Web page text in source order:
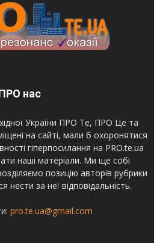
нас
України ПРО Те, ПРО Це та
на сайті, мали б охоронятися
гіперпосилання на PRO.te.ua
наші матеріали. Ми ще собі
позицію авторів рубрики
нести за неї відповідальність.
pro.te.ua@gmail.com